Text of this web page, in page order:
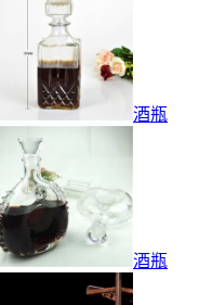
酒瓶
酒瓶